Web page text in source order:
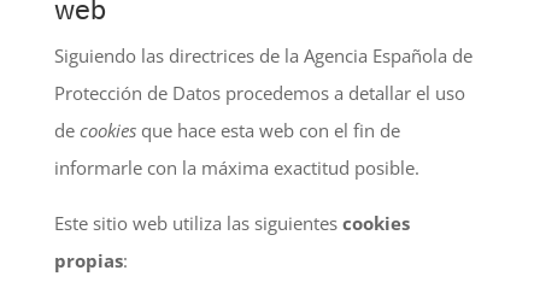
web
Siguiendo las directrices de la Agencia Española de
Protección de Datos procedemos a detallar el uso
de cookiesque hace esta web con el fin de
informarle con la máxima exactitud posible.
Este sitio web utiliza las siguientes cookies
propias: